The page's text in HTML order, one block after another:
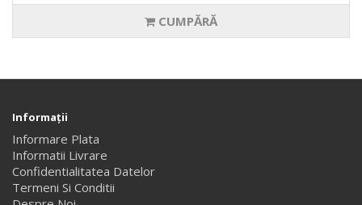
CUMPĂRĂ
Informaţii
Informare Plata
Informatii Livrare
Confidentialitatea Datelor
Termeni Si Conditii